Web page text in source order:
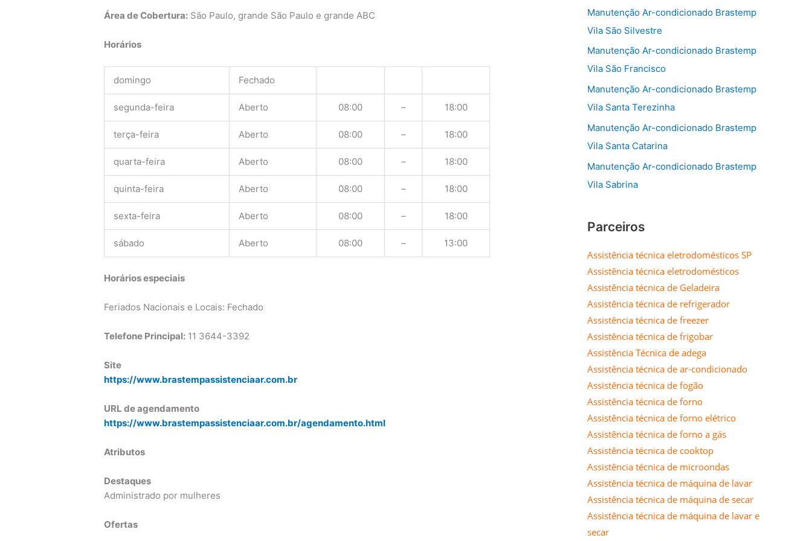
Área de Cobertura: São Paulo, grande São Paulo e grande ABC
Horários
domingo Fechado
segunda-feira Aberto 08:00 – 18:00
terça-feira Aberto 08:00 – 18:00
quarta-feira Aberto 08:00 – 18:00
quinta-feira Aberto 08:00 – 18:00
sexta-feira Aberto 08:00 – 18:00
sábado Aberto 08:00 – 13:00
Horários especiais
Feriados Nacionais e Locais: Fechado
Telefone Principal: 11 3644-3392
Site
https://www.brastempassistenciaar.com.br
URL de agendamento
https://www.brastempassistenciaar.com.br/agendamento.html
Atributos
Destaques
Administrado por mulheres
Ofertas
Manutenção Ar-condicionado Brastemp
Vila São Silvestre
Manutenção Ar-condicionado Brastemp
Vila São Francisco
Manutenção Ar-condicionado Brastemp
Vila Santa Terezinha
Manutenção Ar-condicionado Brastemp
Vila Santa Catarina
Manutenção Ar-condicionado Brastemp
Vila Sabrina
Parceiros
Assistência técnica eletrodomésticos SP
Assistência técnica eletrodomésticos
Assistência técnica de Geladeira
Assistência técnica de refrigerador
Assistência técnica de freezer
Assistência técnica de frigobar
Assistência Técnica de adega
Assistência técnica de ar-condicionado
Assistência técnica de fogão
Assistência técnica de forno
Assistência técnica de forno elétrico
Assistência técnica de forno a gás
Assistência técnica de cooktop
Assistência técnica de microondas
Assistência técnica de máquina de lavar
Assistência técnica de máquina de secar
Assistência técnica de máquina de lavar e
secar